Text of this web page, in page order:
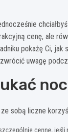
cenę, ale
pokażę Ci,
uwagę
sobą liczne
cenne, jeśli